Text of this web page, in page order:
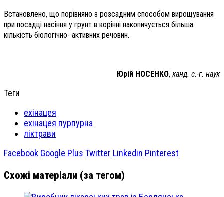
Встановлено, що порівняно з розсадним способом вирощування
при посадці насіння у грунт в корінні накопичується більша
кількість біологічно- активних речовин.
Юрій НОСЕНКО, канд. с.-г. наук
Теги
ехінацея
ехінацея пурпурна
ліктрави
Facebook Google Plus Twitter Linkedin Pinterest
Схожі матеріали (за тегом)